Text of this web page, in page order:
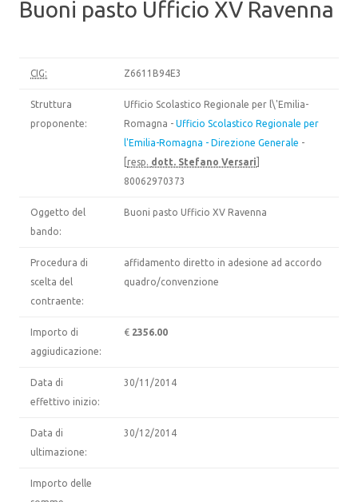
Buoni pasto Ufficio XV Ravenna
CIG: Z6611B94E3
Struttura
proponente:
Ufficio Scolastico Regionale per l\'Emilia-
Romagna - Ufficio Scolastico Regionale per
l'Emilia-Romagna - Direzione Generale -
resp. dott. Stefano Versari
80062970373
Oggetto del
bando:
Buoni pasto Ufficio XV Ravenna
Procedura di
scelta del
contraente:
affidamento diretto in adesione ad accordo
quadro/convenzione
Importo di
aggiudicazione:
€ 2356.00
Data di
effettivo inizio:
30/11/2014
Data di
ultimazione:
30/12/2014
Importo delle